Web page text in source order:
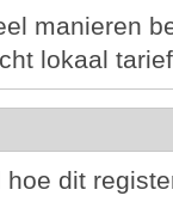
manieren
lokaal
dit